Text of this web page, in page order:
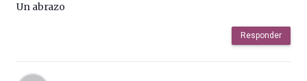
Un abrazo
Responder